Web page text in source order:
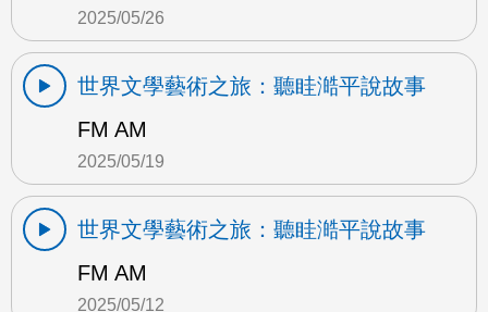
2025/05/26
世界文學藝術之旅：聽眭澔平說故事
FM AM
2025/05/19
世界文學藝術之旅：聽眭澔平說故事
FM AM
2025/05/12